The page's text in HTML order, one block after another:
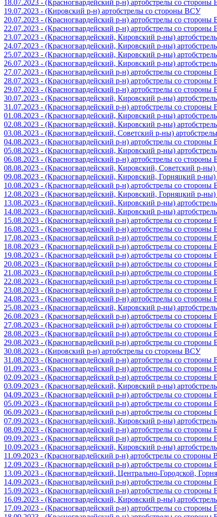
18.07.2023 - (Красногвардейский р-н) артобстрелы со
19.07.2023 - (Кировский р-н) артобстрелы со стороны ВСУ
20.07.2023 - (Красногвардейский р-н) артобстрелы со
22.07.2023 - (Красногвардейский р-н) артобстрелы со
23.07.2023 - (Красногвардейский, Кировский р-ны)
24.07.2023 - (Красногвардейский, Кировский р-ны)
25.07.2023 - (Красногвардейский, Кировский р-ны)
26.07.2023 - (Красногвардейский, Кировский р-ны)
27.07.2023 - (Красногвардейский р-н) артобстрелы со
28.07.2023 - (Красногвардейский р-н) артобстрелы со
29.07.2023 - (Красногвардейский р-н) артобстрелы со
30.07.2023 - (Красногвардейский, Кировский р-ны)
31.07.2023 - (Красногвардейский р-н) артобстрелы со
01.08.2023 - (Красногвардейский, Кировский р-ны)
02.08.2023 - (Красногвардейский, Кировский р-ны)
03.08.2023 - (Красногвардейский, Советский р-ны)
04.08.2023 - (Красногвардейский р-н) артобстрелы со
05.08.2023 - (Красногвардейский, Кировский р-ны)
06.08.2023 - (Красногвардейский р-н) артобстрелы со
08.08.2023 - (Красногвардейский, Кировский, Советский р-
09.08.2023 - (Красногвардейский, Кировский, Горняцкий р-
10.08.2023 - (Красногвардейский р-н) артобстрелы со
12.08.2023 - (Красногвардейский, Кировский, Горняцкий р-
13.08.2023 - (Красногвардейский, Кировский р-ны)
14.08.2023 - (Красногвардейский, Кировский р-ны)
15.08.2023 - (Красногвардейский р-н) артобстрелы со
16.08.2023 - (Красногвардейский р-н) артобстрелы со
17.08.2023 - (Красногвардейский р-н) артобстрелы со
18.08.2023 - (Красногвардейский р-н) артобстрелы со
19.08.2023 - (Красногвардейский р-н) артобстрелы со
20.08.2023 - (Красногвардейский р-н) артобстрелы со
21.08.2023 - (Красногвардейский р-н) артобстрелы со
22.08.2023 - (Красногвардейский р-н) артобстрелы со
23.08.2023 - (Красногвардейский р-н) артобстрелы со
24.08.2023 - (Красногвардейский р-н) артобстрелы со
25.08.2023 - (Красногвардейский, Кировский р-ны)
26.08.2023 - (Красногвардейский р-н) артобстрелы со
27.08.2023 - (Красногвардейский р-н) артобстрелы со
28.08.2023 - (Красногвардейский р-н) артобстрелы со
29.08.2023 - (Красногвардейский р-н) артобстрелы со
30.08.2023 - (Кировский р-н) артобстрелы со стороны ВСУ
31.08.2023 - (Красногвардейский р-н) артобстрелы со
01.09.2023 - (Красногвардейский р-н) артобстрелы со
02.09.2023 - (Красногвардейский р-н) артобстрелы со
03.09.2023 - (Красногвардейский, Кировский р-ны)
04.09.2023 - (Красногвардейский р-н) артобстрелы со
05.09.2023 - (Красногвардейский р-н) артобстрелы со
06.09.2023 - (Красногвардейский р-н) артобстрелы со
07.09.2023 - (Красногвардейский, Кировский р-ны)
08.09.2023 - (Красногвардейский р-н) артобстрелы со
09.09.2023 - (Красногвардейский р-н) артобстрелы со
10.09.2023 - (Красногвардейский, Кировский р-ны)
11.09.2023 - (Красногвардейский р-н) артобстрелы со стороны
12.09.2023 - (Красногвардейский р-н) артобстрелы со
13.09.2023 - (Красногвардейский, Центрально-Городской,
14.09.2023 - (Красногвардейский р-н) артобстрелы со
15.09.2023 - (Красногвардейский р-н) артобстрелы со
16.09.2023 - (Красногвардейский, Кировский р-ны)
17.09.2023 - (Красногвардейский р-н) артобстрелы со